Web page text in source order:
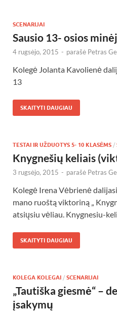
SCENARIJAI
Sausio 13- osios
4 rugsėjo, 2015 - parašė Petras
Kolegė Jolanta Kavolienė
13
SKAITYTI DAUGIAU
TESTAI IR UŽDUOTYS 5- 10 KLASĖMS /
Knygnešių keliais
3 rugsėjo, 2015 - parašė Petras
Kolegė Irena Vėbrienė
mano ruoštą viktoriną „
atsiųsiu vėliau. Knygnesiu-
SKAITYTI DAUGIAU
KOLEGA KOLEGAI / SCENARIJAI
„Tautiška giesmė“ –
įsakymų